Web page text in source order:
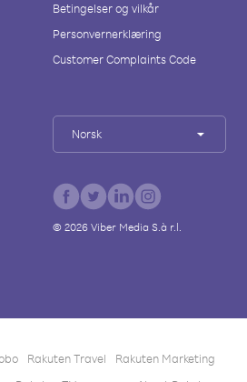
Betingelser og vilkår
Personvernerklæring
Customer Complaints Code
Norsk
© 2026Viber Media S.à r.l.
Rakuten Travel
Rakuten Marketing